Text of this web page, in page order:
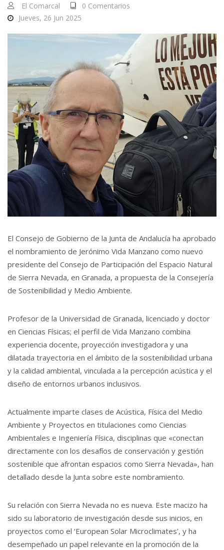
El Comarcal
0 Comentarios
Jueves, 26 Jun 2025
El Consejo de Gobierno de la Junta de Andalucía ha aprobado
el nombramiento de Jerónimo Vida Manzano como nuevo
presidente del Consejo de Participación del Espacio Natural
de Sierra Nevada, en Granada, a propuesta de la Consejería
de Sostenibilidad y Medio Ambiente.
Profesor de la Universidad de Granada, licenciado y doctor
en Ciencias Físicas; el perfil de Vida Manzano combina
experiencia docente, proyección investigadora y una
dilatada trayectoria en el ámbito de la sostenibilidad urbana
y la calidad ambiental, vinculada a la percepción acústica y el
diseño de entornos urbanos inclusivos.
Actualmente imparte clases de Acústica, Física del Medio
Ambiente y Proyectos en titulaciones como Ciencias
Ambientales e Ingeniería Física, disciplinas que «conectan
directamente con los desafíos de conservación y gestión
sostenible que afrontan espacios como Sierra Nevada», han
detallado desde la Junta sobre este nombramiento.
Su relación con Sierra Nevada no es nueva. Este macizo ha
sido su laboratorio de investigación desde sus inicios, en
proyectos como el ‘European Solar Microclimates’, y ha
desempeñado un papel relevante en la promoción de la